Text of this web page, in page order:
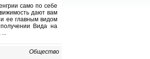
само по себе
дают вам
ее главным видом
Вида на
...
Общество